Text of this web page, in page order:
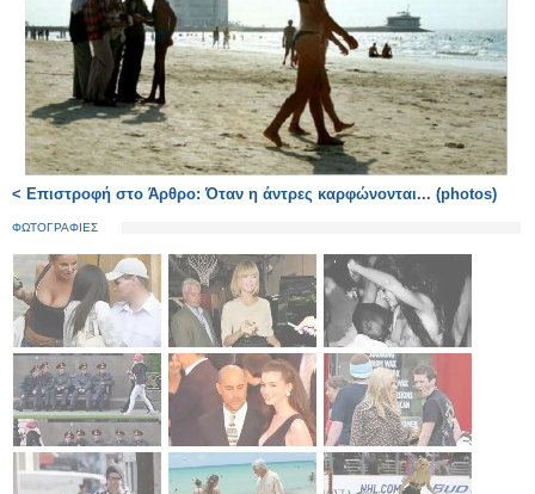
< Επιστροφή στο Άρθρο: Όταν η άντρες καρφώνονται... (photos)
ΦΩΤΟΓΡΑΦΙΕΣ